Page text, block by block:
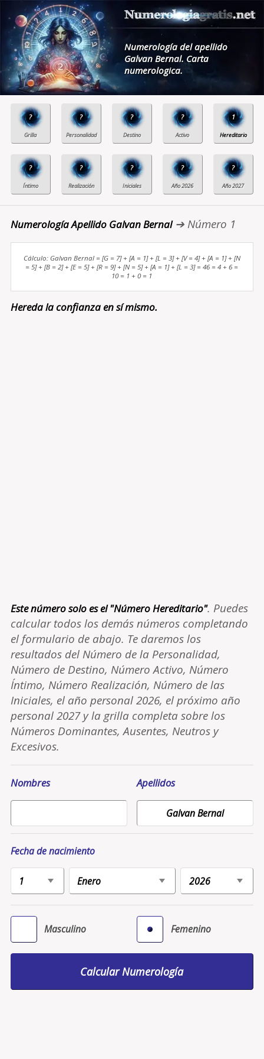
Numerología del apellido
Galvan Bernal. Carta
numerologica.
? ? ? ? 1
? ? ? ? ?
Numerología Apellido Galvan Bernal➔ Número 1
Cálculo: Galvan Bernal = [G = 7] + [A = 1] + [L = 3] + [V = 4] + [A = 1] + [N
= 5] + [B = 2] + [E = 5] + [R = 9] + [N = 5] + [A = 1] + [L = 3] = 46 = 4 + 6 =
10 = 1 + 0 = 1
Hereda la confianza en sí mismo.
Este número solo es el "Número Hereditario". Puedes
calcular todos los demás números completando
el formulario de abajo. Te daremos los
resultados del Número de la Personalidad,
Número de Destino, Número Activo, Número
Íntimo, Número Realización, Número de las
Iniciales, el año personal 2026, el próximo año
personal 2027 y la grilla completa sobre los
Números Dominantes, Ausentes, Neutros y
Excesivos.
Nombres Apellidos
Fecha de nacimiento
Masculino Femenino